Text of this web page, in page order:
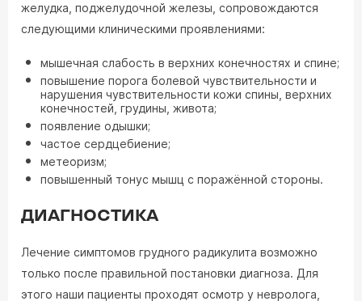
желудка, поджелудочной железы, сопровождаются
следующими клиническими проявлениями:
мышечная слабость в верхних конечностях и спине;
повышение порога болевой чувствительности и
нарушения чувствительности кожи спины, верхних
конечностей, грудины, живота;
появление одышки;
частое сердцебиение;
метеоризм;
повышенный тонус мышц с поражённой стороны.
ДИАГНОСТИКА
Лечение симптомов грудного радикулита возможно
только после правильной постановки диагноза. Для
этого наши пациенты проходят осмотр у невролога,